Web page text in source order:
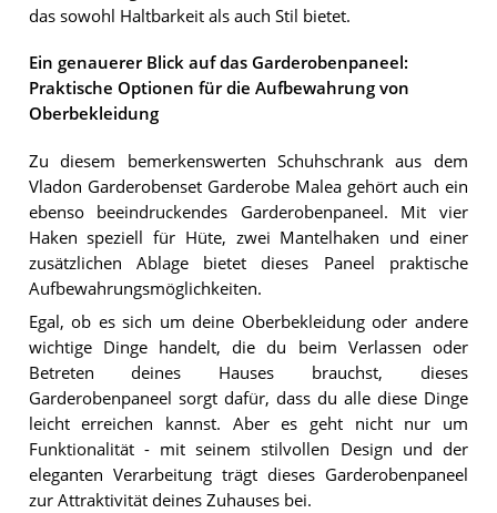
das sowohl Haltbarkeit als auch Stil bietet.
Ein genauerer Blick auf das Garderobenpaneel:
Praktische Optionen für die Aufbewahrung von
Oberbekleidung
Zu diesem bemerkenswerten Schuhschrank aus dem
Vladon Garderobenset Garderobe Malea gehört auch ein
ebenso beeindruckendes Garderobenpaneel. Mit vier
Haken speziell für Hüte, zwei Mantelhaken und einer
zusätzlichen Ablage bietet dieses Paneel praktische
Aufbewahrungsmöglichkeiten.
Egal, ob es sich um deine Oberbekleidung oder andere
wichtige Dinge handelt, die du beim Verlassen oder
Betreten deines Hauses brauchst, dieses
Garderobenpaneel sorgt dafür, dass du alle diese Dinge
leicht erreichen kannst. Aber es geht nicht nur um
Funktionalität - mit seinem stilvollen Design und der
eleganten Verarbeitung trägt dieses Garderobenpaneel
zur Attraktivität deines Zuhauses bei.